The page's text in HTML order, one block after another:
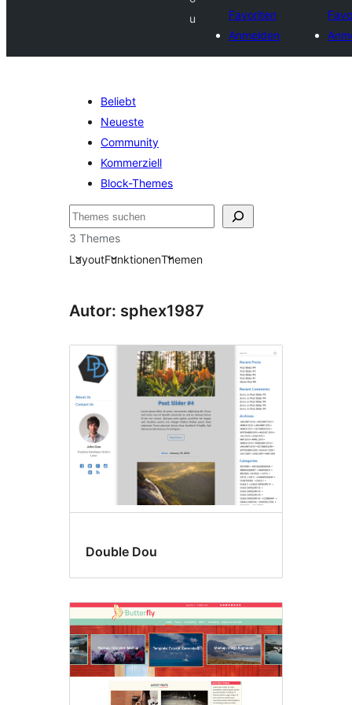
u
Favoriten
Anmelden
Beliebt
Neueste
Community
Kommerziell
Block-Themes
Suchen
3 Themes
LayoutFunktionenThemen
Autor: sphex1987
Double Dou